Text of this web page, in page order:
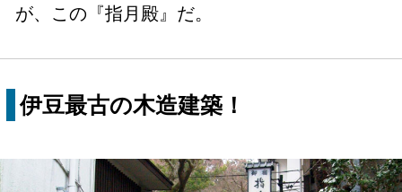
が、この『指月殿』だ。
伊豆最古の木造建築！